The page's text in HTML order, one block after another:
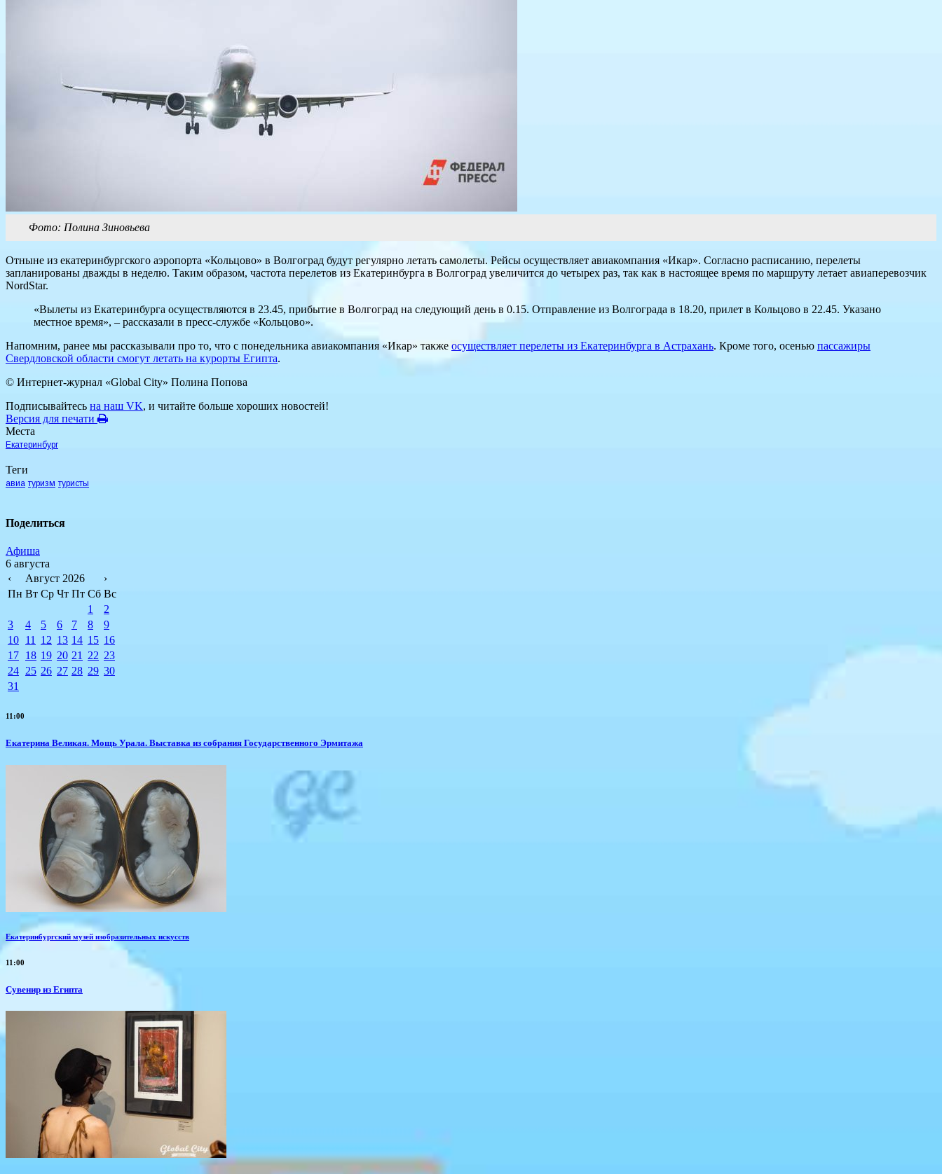
Фото: Полина Зиновьева
Отныне из екатеринбургского аэропорта «Кольцово» в Волгоград будут регулярно летать самолеты. Рейсы осуществляет авиакомпания «Икар». Согласно расписанию, перелеты
запланированы дважды в неделю. Таким образом, частота перелетов из Екатеринбурга в Волгоград увеличится до четырех раз, так как в настоящее время по маршруту летает авиаперевозчик
NordStar.
«Вылеты из Екатеринбурга осуществляются в 23.45, прибытие в Волгоград на следующий день в 0.15. Отправление из Волгограда в 18.20, прилет в Кольцово в 22.45. Указано
местное время», – рассказали в пресс-службе «Кольцово».
Напомним, ранее мы рассказывали про то, что с понедельника авиакомпания «Икар» также осуществляет перелеты из Екатеринбурга в Астрахань. Кроме того, осенью пассажиры
Свердловской области смогут летать на курорты Египта.
© Интернет-журнал «Global City» Полина Попова
Подписывайтесь на наш VK, и читайте больше хороших новостей!
Версия для печати
Места
Екатеринбург
Теги
авиа туризм туристы
Поделиться
Афиша
6 августа
‹
Август 2026
›
Пн Вт Ср Чт Пт Сб Вс
1
2
3
4 5 6 7 8
9
10 11 12 13 14 15 16
17 18 19 20 21 22 23
24 25 26 27 28 29 30
31
11:00
​Екатерина Великая. Мощь Урала. Выставка из собрания Государственного Эрмитажа
Екатеринбургский музей изобразительных искусств
11:00
Сувенир из Египта